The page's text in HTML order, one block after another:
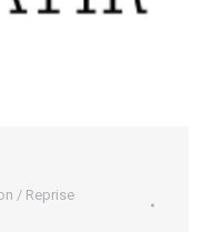
/ Reprise